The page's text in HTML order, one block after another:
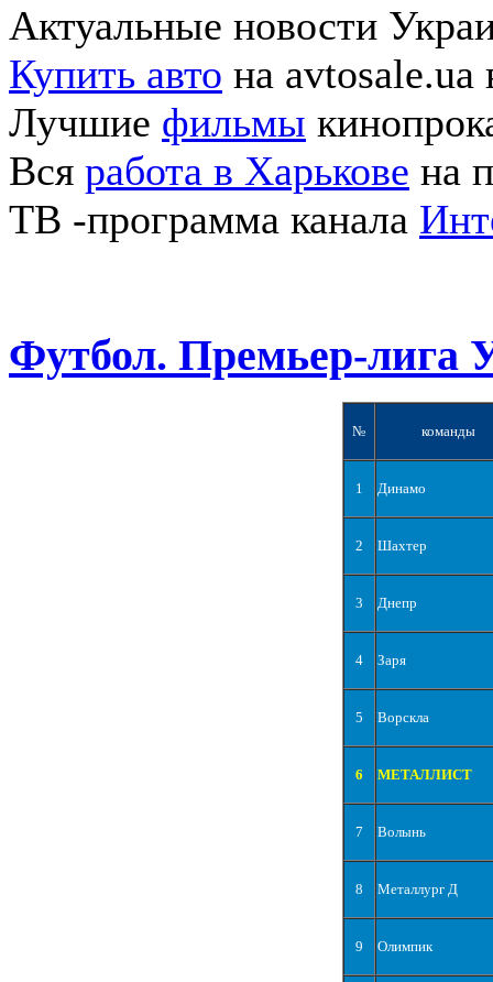
Актуальные новости
Купить авто на avtosale.ua
Лучшие фильмы
Вся работа в Харькове на
ТВ -программа канала
Футбол. Премьер-лига
№ команды
1 Динамо
2 Шахтер
3 Днепр
4 Заря
5 Ворскла
6 МЕТАЛЛИСТ
7 Волынь
8 Металлург Д
9 Олимпик